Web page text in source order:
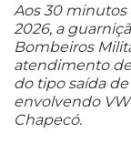
Aos 30 minutos
2026, a
Bombeiros
atendimento
do tipo saída
envolvendo
Chapecó.